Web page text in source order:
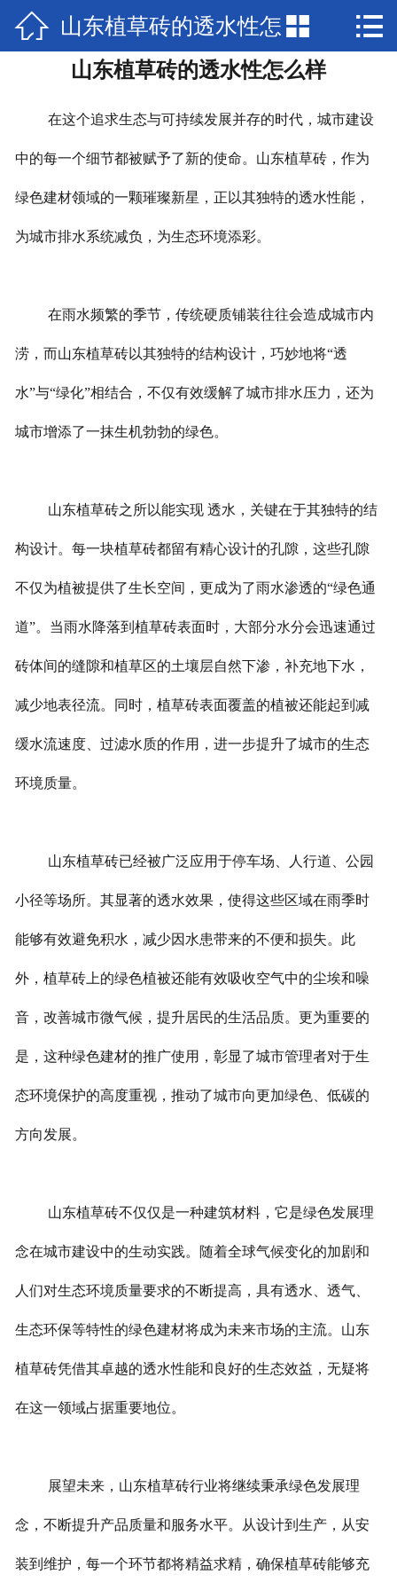
 网站首页
产品展示
新闻中心
检验报告
关于兴圣
视频中心
 山东植草砖的透水性怎
么样
 
山东植草砖的透水性怎么样
在这个追求生态与可持续发展并存的时代，城市建设
中的每一个细节都被赋予了新的使命。山东植草砖，作为
绿色建材领域的一颗璀璨新星，正以其独特的透水性能，
为城市排水系统减负，为生态环境添彩。
在雨水频繁的季节，传统硬质铺装往往会造成城市内
涝，而山东植草砖以其独特的结构设计，巧妙地将“透
水”与“绿化”相结合，不仅有效缓解了城市排水压力，还为
城市增添了一抹生机勃勃的绿色。
山东植草砖之所以能实现 透水，关键在于其独特的结
构设计。每一块植草砖都留有精心设计的孔隙，这些孔隙
不仅为植被提供了生长空间，更成为了雨水渗透的“绿色通
道”。当雨水降落到植草砖表面时，大部分水分会迅速通过
砖体间的缝隙和植草区的土壤层自然下渗，补充地下水，
减少地表径流。同时，植草砖表面覆盖的植被还能起到减
缓水流速度、过滤水质的作用，进一步提升了城市的生态
环境质量。
山东植草砖已经被广泛应用于停车场、人行道、公园
小径等场所。其显著的透水效果，使得这些区域在雨季时
能够有效避免积水，减少因水患带来的不便和损失。此
外，植草砖上的绿色植被还能有效吸收空气中的尘埃和噪
音，改善城市微气候，提升居民的生活品质。更为重要的
是，这种绿色建材的推广使用，彰显了城市管理者对于生
态环境保护的高度重视，推动了城市向更加绿色、低碳的
方向发展。
山东植草砖不仅仅是一种建筑材料，它是绿色发展理
念在城市建设中的生动实践。随着全球气候变化的加剧和
人们对生态环境质量要求的不断提高，具有透水、透气、
生态环保等特性的绿色建材将成为未来市场的主流。山东
植草砖凭借其卓越的透水性能和良好的生态效益，无疑将
在这一领域占据重要地位。
展望未来，山东植草砖行业将继续秉承绿色发展理
念，不断提升产品质量和服务水平。从设计到生产，从安
装到维护，每一个环节都将精益求精，确保植草砖能够充